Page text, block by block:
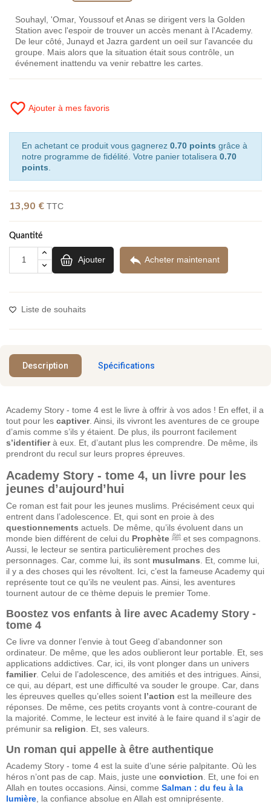
Souhayl, 'Omar, Youssouf et Anas se dirigent vers la Golden
Station avec l'espoir de trouver un accès menant à l'Academy.
De leur côté, Junayd et Jazra gardent un oeil sur l'avancée du
groupe. Mais alors que la situation était sous contrôle, un
événement inattendu va venir rebattre les cartes.
favorite_border Ajouter à mes favoris
En achetant ce produit vous gagnerez 0.70 points grâce à
notre programme de fidélité. Votre panier totalisera 0.70
points
13,90 € TTC
Quantité
Ajouter  Acheter maintenant
Liste de souhaits
Description Spécifications
Academy Story - tome 4 est le livre à offrir à vos ados ! En effet, il a
tout pour les captiver. Ainsi, ils vivront les aventures de ce groupe
d’amis comme s’ils y étaient. De plus, ils pourront facilement
s’identifierà eux. Et, d’autant plus les comprendre. De même, ils
prendront du recul sur leurs propres épreuves.
Academy Story - tome 4, un livre pour les
jeunes d’aujourd’hui
Ce roman est fait pour les jeunes muslims. Précisément ceux qui
entrent dans l’adolescence. Et, qui sont en proie à des
questionnements actuels. De même, qu’ils évoluent dans un
monde bien différent de celui du Prophète ﷺ et ses compagnons.
Aussi, le lecteur se sentira particulièrement proches des
personnages. Car, comme lui, ils sont musulmans . Et, comme lui,
il y a des choses qui les révoltent. Ici, c’est la fameuse Academy qui
représente tout ce qu’ils ne veulent pas. Ainsi, les aventures
tournent autour de ce thème depuis le premier Tome.
Boostez vos enfants à lire avec Academy Story -
tome 4
Ce livre va donner l’envie à tout Geeg d’abandonner son
ordinateur. De même, que les ados oublieront leur portable. Et, ses
applications addictives. Car, ici, ils vont plonger dans un univers
familier. Celui de l’adolescence, des amitiés et des intrigues. Ainsi,
ce qui, au départ, est une difficulté va souder le groupe. Car, dans
les épreuves quelles qu’elles soient l’action est la meilleure des
réponses. De même, ces petits croyants vont à contre-courant de
la majorité. Comme, le lecteur est invité à le faire quand il s’agir de
prémunir sa religion . Et, ses valeurs.
Un roman qui appelle à être authentique
Academy Story - tome 4 est la suite d’une série palpitante. Où les
héros n’ont pas de cap. Mais, juste une conviction . Et, une foi en
Allah en toutes occasions. Ainsi, comme Salman : du feu à la
lumière , la confiance absolue en Allah est omniprésente.